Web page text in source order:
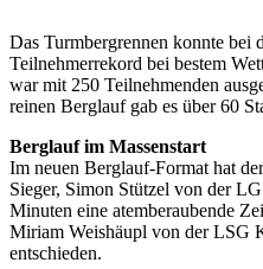
Das Turmbergrennen konnte bei
Teilnehmerrekord bei bestem
war mit 250 Teilnehmenden
reinen Berglauf gab es über 60
Berglauf im Massenstart
Im neuen Berglauf-Format hat
Sieger, Simon Stützel von der
Minuten eine atemberaubende
Miriam Weishäupl von der LSG
entschieden.